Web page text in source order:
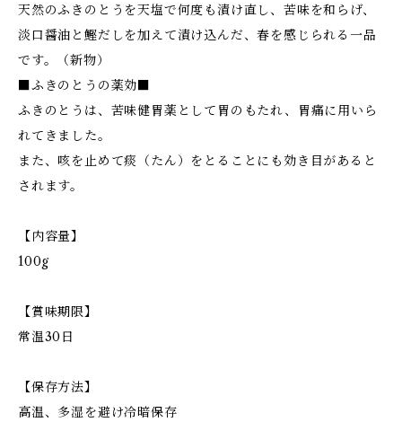
天然のふきのとうを天塩で何度も漬け直し、苦味を和らげ、
淡口醤油と鰹だしを加えて漬け込んだ、春を感じられる一品
です。（新物）
■ふきのとうの薬効■
ふきのとうは、苦味健胃薬として胃のもたれ、胃痛に用いら
れてきました。
また、咳を止めて痰（たん）をとることにも効き目があると
されます。
【内容量】
100g
【賞味期限】
常温30日
【保存方法】
高温、多湿を避け冷暗保存